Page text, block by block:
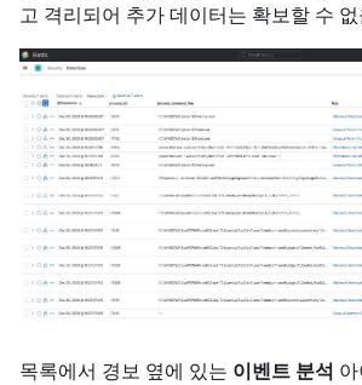
고 격리되어 추가 데이터는 확보할 수
목록에서 경보 옆에 있는 이벤트 분석